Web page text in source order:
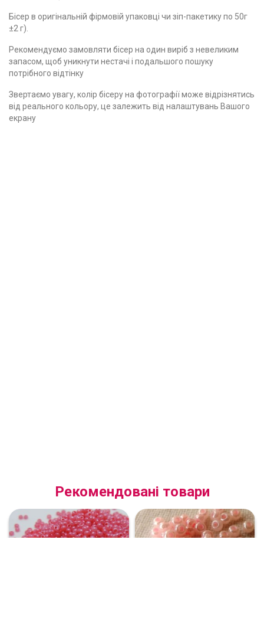
Бісер в оригінальній фірмовій упаковці чи зіп-пакетику по 50г
±2 г).
Рекомендуємо замовляти бісер на один виріб з невеликим
запасом, щоб уникнути нестачі і подальшого пошуку
потрібного відтінку
Звертаємо увагу, колір бісеру на фотографії може відрізнятись
від реального кольору, це залежить від налаштувань Вашого
екрану
Рекомендовані товари